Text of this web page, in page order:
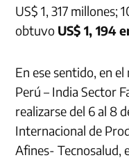
US$ 1, 317 millones;
obtuvo US$ 1, 194
En ese sentido, en
Perú – India Sector
realizarse del 6 al 8
Internacional de
Afines- Tecnosalud,